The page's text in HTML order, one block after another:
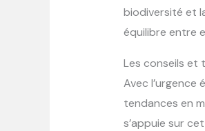
biodiversité et
équilibre entre
Les conseils et
Avec l’urgence
tendances en
s’appuie sur